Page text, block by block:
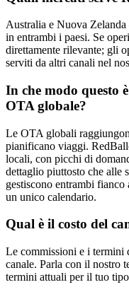
Australia e Nuova
in entrambi i paesi. Se
direttamente rilevante; gli
serviti da altri canali nel
In che modo questo
OTA globale?
Le OTA globali
pianificano viaggi.
locali, con picchi di
dettaglio piuttosto che alle
gestiscono entrambi
un unico calendario.
Qual è il costo del
Le commissioni e i termini
canale. Parla con il nostro
termini attuali per il tuo